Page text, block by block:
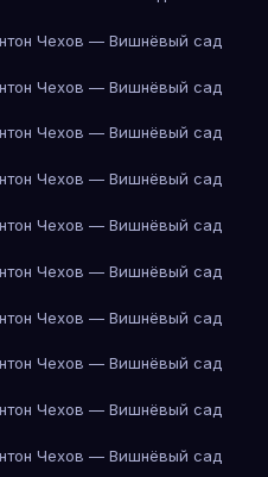
Чехов — Вишнёвый сад
Чехов — Вишнёвый сад
Чехов — Вишнёвый сад
Чехов — Вишнёвый сад
Чехов — Вишнёвый сад
Чехов — Вишнёвый сад
Чехов — Вишнёвый сад
Чехов — Вишнёвый сад
Чехов — Вишнёвый сад
Чехов — Вишнёвый сад